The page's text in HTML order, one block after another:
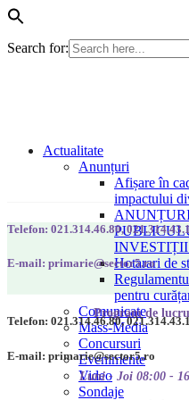
Search for:
Actualitate
Anunțuri
Afișare în
impactului
Hotarari de
pentru
Comunicate
Mass-Media
Concursuri
Evenimente
Video
Sondaje
Telefon: 021.314.46.80,
E-mail: primarie@sector5.ro
Program de
Luni - Joi 08:00 -
Telefon: 021.314.46.80,
E-mail: primarie@sector5.ro